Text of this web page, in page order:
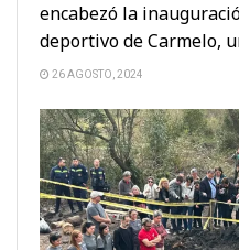
encabezó la
deportivo de Carmelo,
26 AGOSTO, 2024